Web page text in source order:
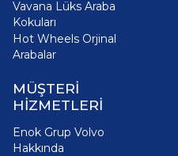
Vavana Lüks Araba
Kokuları
Hot Wheels Orjinal
Arabalar
MÜŞTERİ
HİZMETLERİ
Enok Grup Volvo
Hakkında